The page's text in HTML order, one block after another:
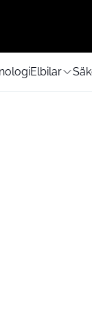
Elbilar